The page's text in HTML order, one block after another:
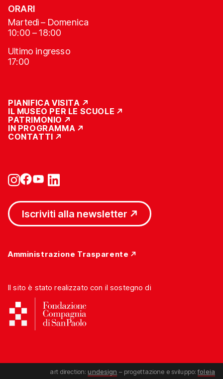
ORARI
Martedì – Domenica
10:00 – 18:00
Ultimo ingresso
17:00
PIANIFICA VISITA
IL MUSEO PER LE SCUOLE
PATRIMONIO
IN PROGRAMMA
CONTATTI
Iscriviti alla newsletter
Amministrazione Trasparente
Il sito è stato realizzato con il sostegno di
art direction:undesign – progettazione e sviluppo:foleia